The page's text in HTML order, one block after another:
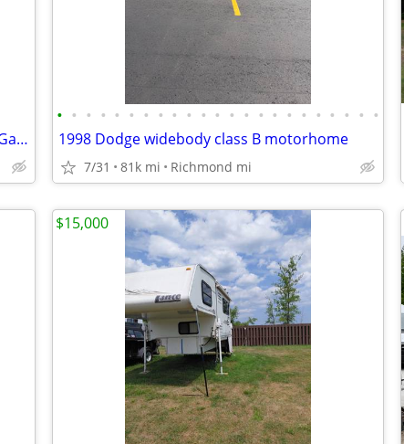
2015 NuCamp TAG XL Teardrop Camper • Garage Kept • A/C • LED Lights •
• • • • • • • • • • • • • • • • • • • • • • •
1998 Dodge widebody class B motorhome
7/31 81k mi Richmond mi
$15,000